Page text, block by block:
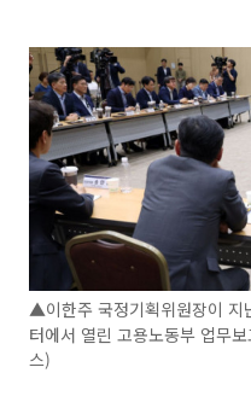
▲이한주 국정기획위원장이 지
터에서 열린 고용노동부 업무
스)